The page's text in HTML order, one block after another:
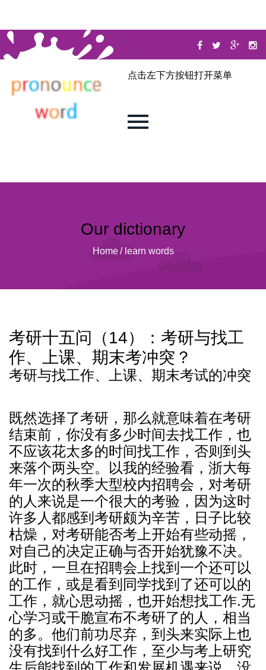
点击左下方按钮打开菜单
Our dictionary
Home / learn words
考研十五问（14）：考研与找工
作、上课、期末考冲突？
考研与找工作、上课、期末考试的冲突
既然选择了考研，那么就意味着在考研
结束前，你没有多少时间去找工作，也
不应该花太多的时间找工作，否则到头
来落个两头空。以我的经验看，浙大每
年一次的秋季大型校内招聘会，对考研
的人来说是一个很大的考验，因为这时
许多人都感到考研颇为辛苦，日子比较
枯燥，对考研能否考上开始有些动摇，
对自己的决定正确与否开始犹豫不决。
此时，一旦在招聘会上找到一个还可以
的工作，或是看到同学找到了还可以的
工作，就心思动摇，也开始想找工作.无
心学习或干脆宣布不考研了的人，相当
的多。他们前功尽弃，到头来实际上也
没有找到什么好工作，至少与考上研究